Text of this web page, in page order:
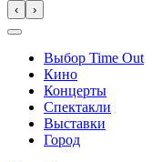
‹ ›
Выбор Time Out
Кино
Концерты
Спектакли
Выставки
Город